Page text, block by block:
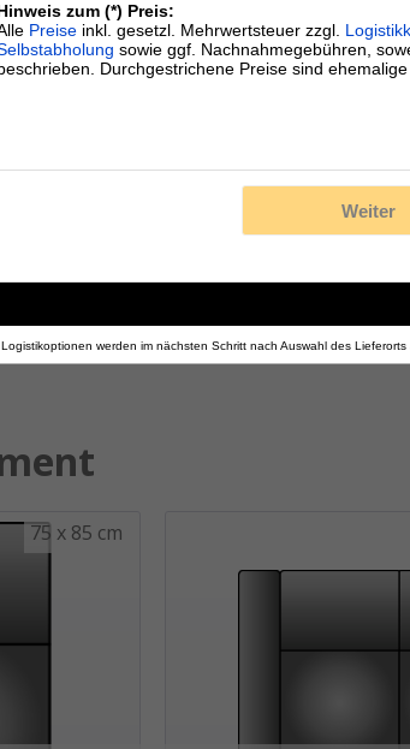
zum (*) Preis:
Preiseinkl. gesetzl. Mehrwertsteuer zzgl.
sowie ggf. Nachnahmegebühren,
Durchgestrichene Preise sind ehemalige
Weiter
werden im nächsten Schritt nach Auswahl des Lieferorts